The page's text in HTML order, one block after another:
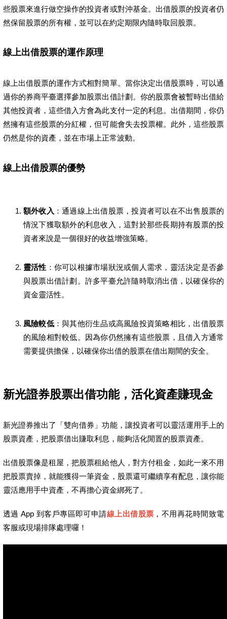
些股票來進行做空操作的投資者或對沖基金。出借股票的投資者仍
然保留股票的所有權，並可以在約定期限內隨時取回股票。
線上出借股票的運作原理
線上出借股票的運作方式相對簡單。當你決定出借股票時，可以通
過你的券商平臺選擇參加股票出借計劃。你的股票會被暫時出借給
其他投資者，這些借入方會為此支付一定的利息。出借期間，你仍
然擁有這些股票的分紅權，但可能會失去投票權。此外，這些股票
仍然是你的資產，並在市場上正常波動。
線上出借股票的優勢
額外收入 ：通過線上出借股票，投資者可以在不出售股票的
情況下獲取額外的利息收入，這對於那些長期持有股票的投
資者來說是一個很好的收益增強策略。
靈活性 ：你可以根據市場狀況或個人需求，靈活決定是否參
與股票出借計劃。許多平臺允許隨時取消出借，以確保你的
資金靈活性。
風險較低：與其他衍生品或高風險投資策略相比，出借股票
的風險相對較低。因為你仍然擁有這些股票，且借入方通常
需要提供擔保，以確保你出借的股票在借出期間的安全。
新光證券股票出借功能，活化資產賺現金
新光證券推出了「雙向借券」功能，讓投資者可以靈活運用手上的
股票資產，把股票借出賺取利息，能夠活化閒置的股票資產。
出借股票像是租屋，把股票租給他人，對方付租金，如此一來不用
把股票賣掉，就能獲得一筆資金，股票還可繼續享有配息，讓你能
靈活應用手中資產，不再擔心資金綁死了。
透過 App 到客戶專區即可申請線上出借股票 ，不用再花時間致電
客服或現場排隊處理囉！